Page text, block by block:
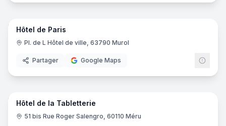
10
Hôtel de Paris
Pl. de L Hôtel de ville, 63790 Murol
Partager Google Maps
16
Hôtel de la Tabletterie
51 bis Rue Roger Salengro, 60110 Méru